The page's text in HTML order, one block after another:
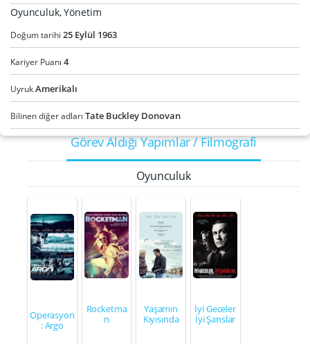
Oyunculuk, Yönetim
Doğum tarihi 25 Eylül 1963
Kariyer Puanı 4
UyrukAmerikalı
Bilinen diğer adları Tate Buckley Donovan
Görev Aldığı Yapımlar / Filmografi
Oyunculuk
Operasyon
: Argo
Rocketma
n
Yaşamın
Kıyısında
İyi Geceler
İyi Şanslar